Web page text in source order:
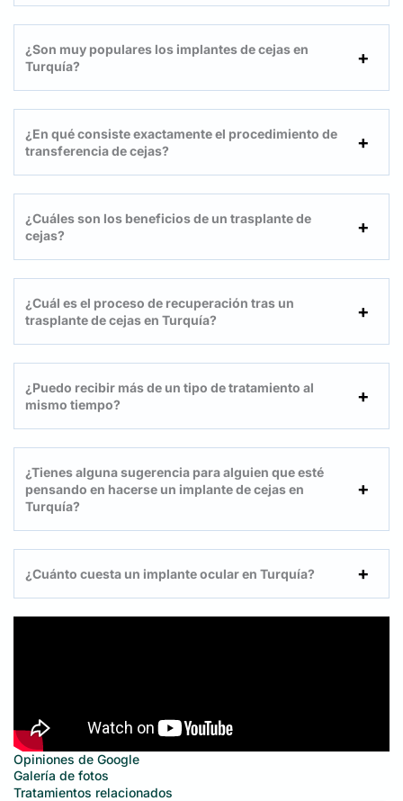
¿Son muy populares los implantes de cejas en
Turquía?
¿En qué consiste exactamente el procedimiento de
transferencia de cejas?
¿Cuáles son los beneficios de un trasplante de
cejas?
¿Cuál es el proceso de recuperación tras un
trasplante de cejas en Turquía?
¿Puedo recibir más de un tipo de tratamiento al
mismo tiempo?
¿Tienes alguna sugerencia para alguien que esté
pensando en hacerse un implante de cejas en
Turquía?
¿Cuánto cuesta un implante ocular en Turquía?
Opiniones de Google
Galería de fotos
Tratamientos relacionados